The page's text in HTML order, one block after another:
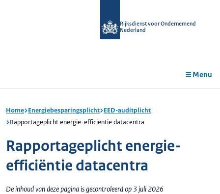
Rijksdienst voor Ondernemend
Nederland
Menu
Home Energiebesparingsplicht EED-auditplicht
Rapportageplicht energie-efficiëntie datacentra
Rapportageplicht energie-
efficiëntie datacentra
De inhoud van deze pagina is gecontroleerd op 3 juli 2026